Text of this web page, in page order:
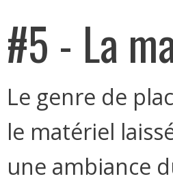
#5 - La
Le genre de
le matériel
une ambiance